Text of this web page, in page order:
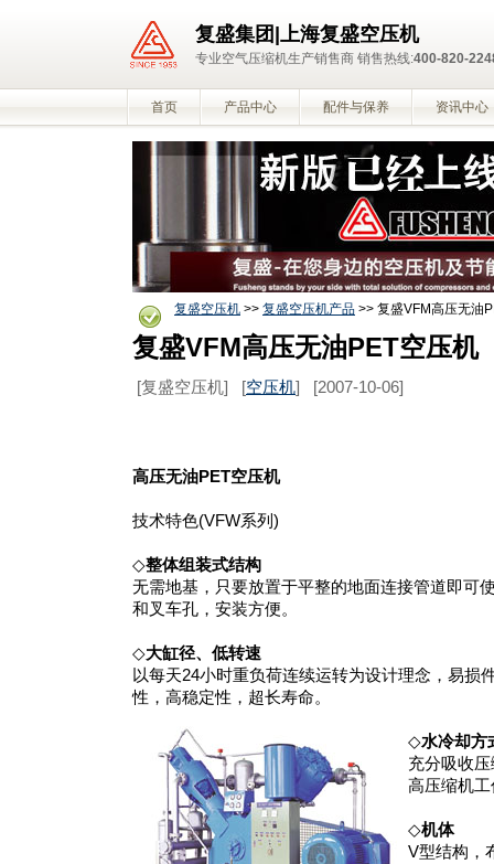
复盛集团|上海复盛空压机
专业空气压缩机生产销售商 销售热线:400-820-
首页 产品中心 配件与保养 资讯中心
复盛空压机 >> 复盛空压机产品 >> 复盛VFM高压无油
复盛VFM高压无油PET空压机
[复盛空压机] [空压机] [2007-10-06]
高压无油PET空压机
技术特色(VFW系列)
◇整体组装式结构
无需地基，只要放置于平整的地面连接管道即可
和叉车孔，安装方便。
◇大缸径、低转速
以每天24小时重负荷连续运转为设计理念，易损
性，高稳定性，超长寿命。
◇水冷却方
充分吸收
高压缩机
◇机体
V型结构，